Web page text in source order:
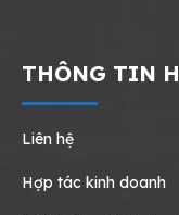
THÔNG TIN
Liên hệ
Hợp tác kinh doanh